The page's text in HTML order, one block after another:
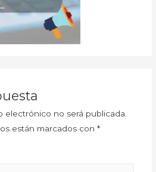
electrónico no será publicada.
están marcados con *